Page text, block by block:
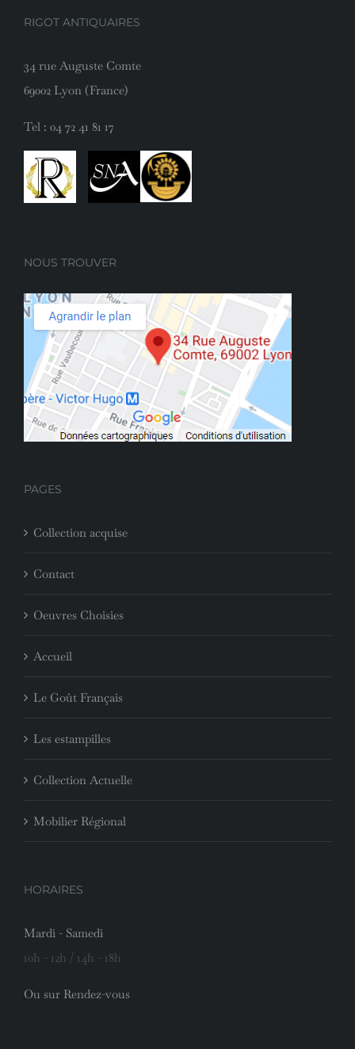
RIGOT ANTIQUAIRES
34 rue Auguste Comte
69002 Lyon (France)
Tel : 04 72 41 81 17
NOUS TROUVER
PAGES
Collection acquise
Contact
Oeuvres Choisies
Accueil
Le Goût Français
Les estampilles
Collection Actuelle
Mobilier Régional
HORAIRES
Mardi - Samedi
10h - 12h / 14h - 18h
Ou sur Rendez-vous